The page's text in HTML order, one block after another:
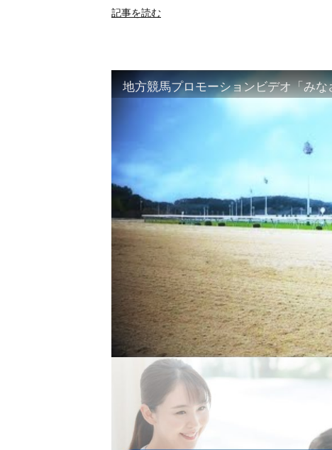
記事を読む
地方競馬プロモーションビデオ「み